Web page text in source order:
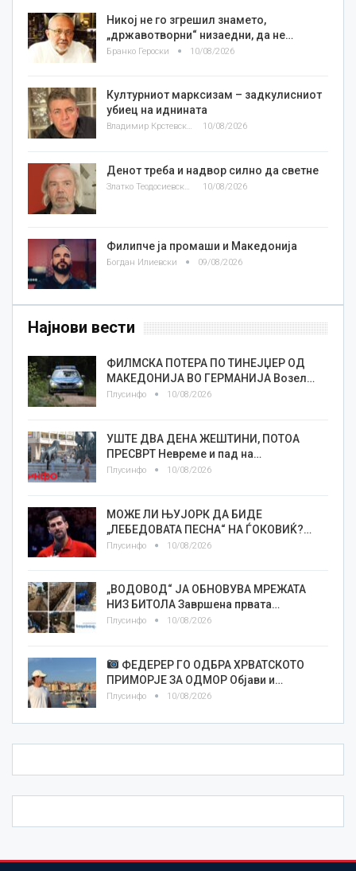
Никој не го згрешил знамето,
„државотворни“ низаедни, да не…
Бранко Героски 10/08/2026
Културниот марксизам – задкулисниот
убиец на иднината
Владимир Крстевски 10/08/2026
Денот треба и надвор силно да светне
Златко Теодосиевски 10/08/2026
Филипче ја промаши и Македонија
Богдан Илиевски 09/08/2026
Најнови вести
ФИЛМСКА ПОТЕРА ПО ТИНЕЈЏЕР ОД
МАКЕДОНИЈА ВО ГЕРМАНИЈА Возел…
Плусинфо 10/08/2026
УШТЕ ДВА ДЕНА ЖЕШТИНИ, ПОТОА
ПРЕСВРТ Невреме и пад на…
Плусинфо 10/08/2026
МОЖЕ ЛИ ЊУЈОРК ДА БИДЕ
„ЛЕБЕДОВАТА ПЕСНА“ НА ЃОКОВИЌ?…
Плусинфо 10/08/2026
„ВОДОВОД“ ЈА ОБНОВУВА МРЕЖАТА
НИЗ БИТОЛА Завршена првата…
Плусинфо 10/08/2026
ФЕДЕРЕР ГО ОДБРА ХРВАТСКОТО
ПРИМОРЈЕ ЗА ОДМОР Објави и…
Плусинфо 10/08/2026